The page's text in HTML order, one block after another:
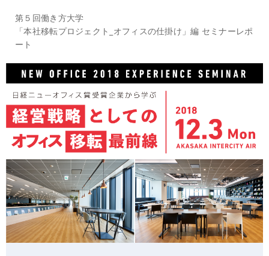
第５回働き方大学
「本社移転プロジェクト_オフィスの仕掛け」編 セミナーレポ
ート